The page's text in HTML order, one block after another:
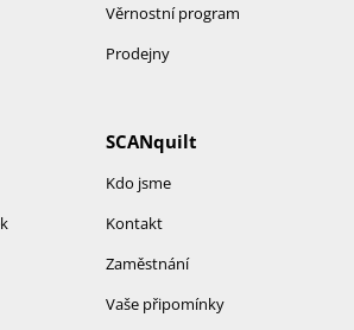
Věrnostní program
Prodejny
SCANquilt
Kdo jsme
Kontakt
Zaměstnání
Vaše připomínky